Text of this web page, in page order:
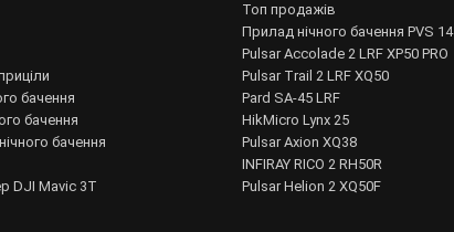
бачення
бачення
бачення
DJI Mavic 3T
Топ продажів
Прилад нічного бачення PVS 14
Pulsar Accolade 2 LRF XP50 PRO
Pulsar Trail 2 LRF XQ50
Pard SA-45 LRF
HikMicro Lynx 25
Pulsar Axion XQ38
INFIRAY RICO 2 RH50R
Pulsar Helion 2 XQ50F